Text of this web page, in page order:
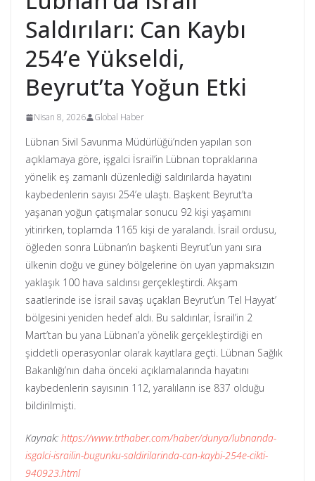
Saldırıları: Can Kaybı
254’e Yükseldi,
Beyrut’ta Yoğun Etki
Nisan 8, 2026 Global Haber
Lübnan Sivil Savunma Müdürlüğü’nden yapılan son
açıklamaya göre, işgalci İsrail’in Lübnan topraklarına
yönelik eş zamanlı düzenlediği saldırılarda hayatını
kaybedenlerin sayısı 254’e ulaştı. Başkent Beyrut’ta
yaşanan yoğun çatışmalar sonucu 92 kişi yaşamını
yitirirken, toplamda 1165 kişi de yaralandı. İsrail ordusu,
öğleden sonra Lübnan’ın başkenti Beyrut’un yanı sıra
ülkenin doğu ve güney bölgelerine ön uyarı yapmaksızın
yaklaşık 100 hava saldırısı gerçekleştirdi. Akşam
saatlerinde ise İsrail savaş uçakları Beyrut’un ‘Tel Hayyat’
bölgesini yeniden hedef aldı. Bu saldırılar, İsrail’in 2
Mart’tan bu yana Lübnan’a yönelik gerçekleştirdiği en
şiddetli operasyonlar olarak kayıtlara geçti. Lübnan Sağlık
Bakanlığı’nın daha önceki açıklamalarında hayatını
kaybedenlerin sayısının 112, yaralıların ise 837 olduğu
bildirilmişti.
Kaynak: https://www.trthaber.com/haber/dunya/lubnanda-
isgalci-israilin-bugunku-saldirilarinda-can-kaybi-254e-cikti-
940923.html